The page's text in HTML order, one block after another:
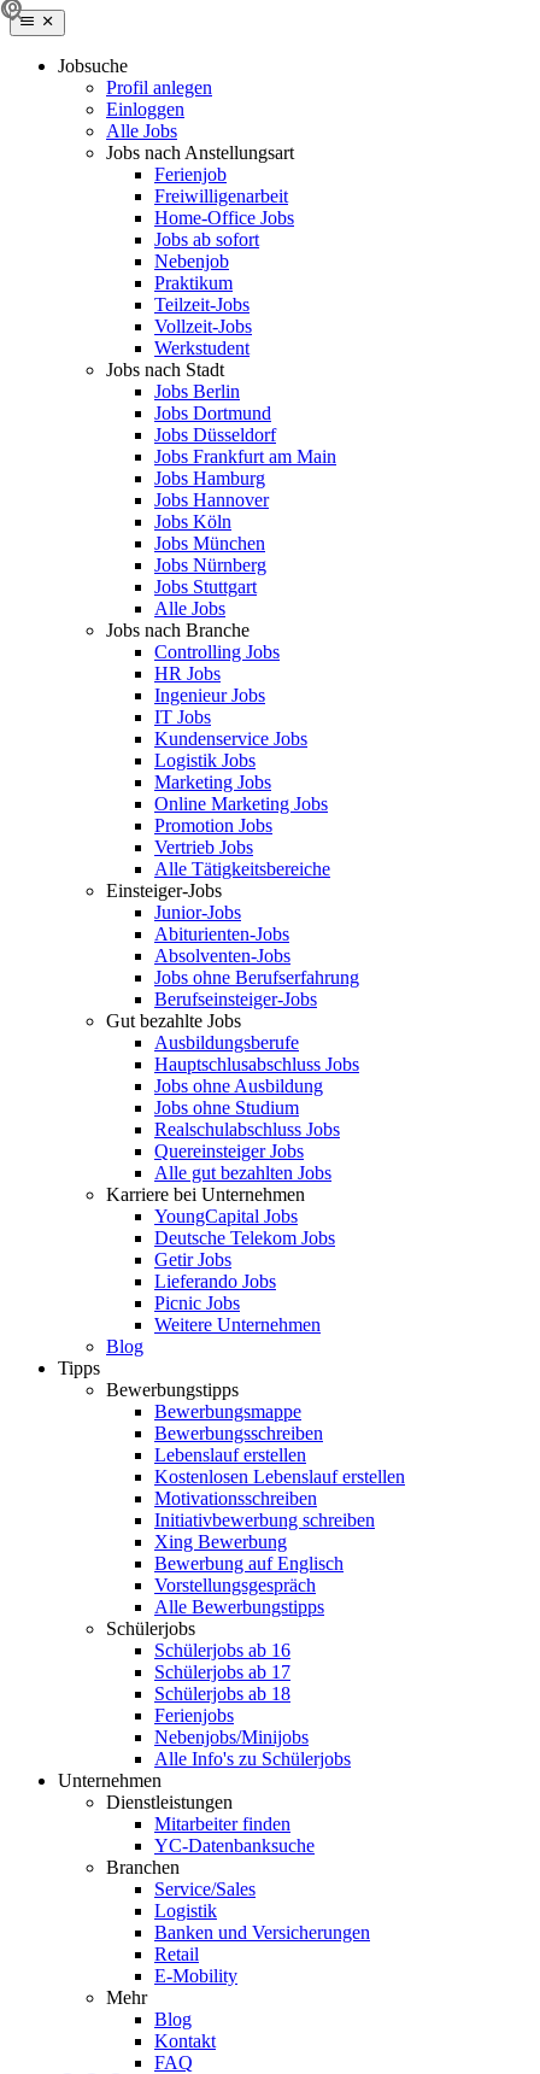
Jobsuche
Profil anlegen
Einloggen
Alle Jobs
Jobs nach Anstellungsart
Ferienjob
Freiwilligenarbeit
Home-Office Jobs
Jobs ab sofort
Nebenjob
Praktikum
Teilzeit-Jobs
Vollzeit-Jobs
Werkstudent
Jobs nach Stadt
Jobs Berlin
Jobs Dortmund
Jobs Düsseldorf
Jobs Frankfurt am Main
Jobs Hamburg
Jobs Hannover
Jobs Köln
Jobs München
Jobs Nürnberg
Jobs Stuttgart
Alle Jobs
Jobs nach Branche
Controlling Jobs
HR Jobs
Ingenieur Jobs
IT Jobs
Kundenservice Jobs
Logistik Jobs
Marketing Jobs
Online Marketing Jobs
Promotion Jobs
Vertrieb Jobs
Alle Tätigkeitsbereiche
Einsteiger-Jobs
Junior-Jobs
Abiturienten-Jobs
Absolventen-Jobs
Jobs ohne Berufserfahrung
Berufseinsteiger-Jobs
Gut bezahlte Jobs
Ausbildungsberufe
Hauptschlusabschluss Jobs
Jobs ohne Ausbildung
Jobs ohne Studium
Realschulabschluss Jobs
Quereinsteiger Jobs
Alle gut bezahlten Jobs
Karriere bei Unternehmen
YoungCapital Jobs
Deutsche Telekom Jobs
Getir Jobs
Lieferando Jobs
Picnic Jobs
Weitere Unternehmen
Blog
Tipps
Bewerbungstipps
Bewerbungsmappe
Bewerbungsschreiben
Lebenslauf erstellen
Kostenlosen Lebenslauf erstellen
Motivationsschreiben
Initiativbewerbung schreiben
Xing Bewerbung
Bewerbung auf Englisch
Vorstellungsgespräch
Alle Bewerbungstipps
Schülerjobs
Schülerjobs ab 16
Schülerjobs ab 17
Schülerjobs ab 18
Ferienjobs
Nebenjobs/Minijobs
Alle Info's zu Schülerjobs
Unternehmen
Dienstleistungen
Mitarbeiter finden
YC-Datenbanksuche
Branchen
Service/Sales
Logistik
Banken und Versicherungen
Retail
E-Mobility
Mehr
Blog
Kontakt
FAQ